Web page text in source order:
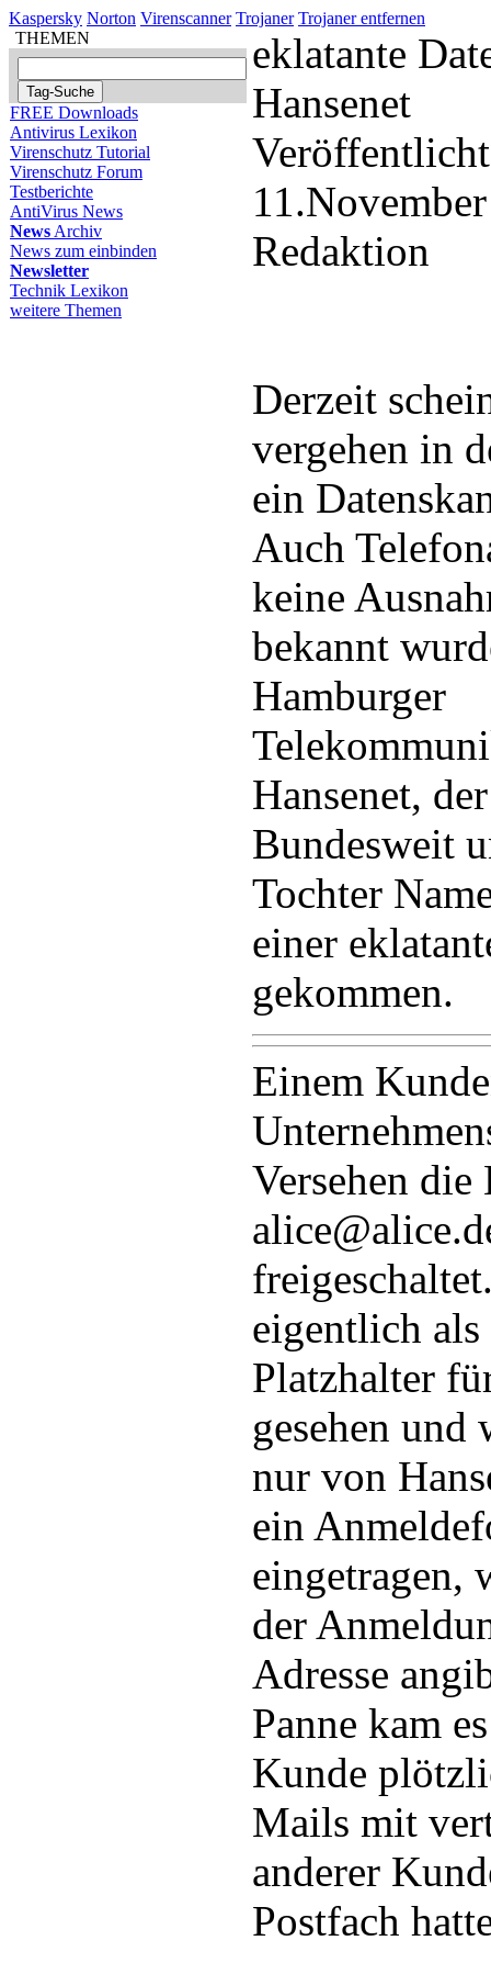
Kaspersky Norton Virenscanner Trojaner Trojaner entfernen
THEMEN
FREE Downloads
Antivirus Lexikon
Virenschutz Tutorial
Virenschutz Forum
Testberichte
AntiVirus News
News Archiv
News zum einbinden
Newsletter
Technik Lexikon
weitere Themen
eklatante
Hansenet
Redaktion
Derzeit
vergehen in
ein
Auch
keine
bekannt
Hamburger
Hansenet,
Bundesweit
Tochter
einer
gekommen.
Einem
Versehen die
eigentlich als
Platzhalter
gesehen und
nur von
ein
eingetragen,
der
Adresse
Panne kam
Kunde
Mails mit
anderer
Postfach